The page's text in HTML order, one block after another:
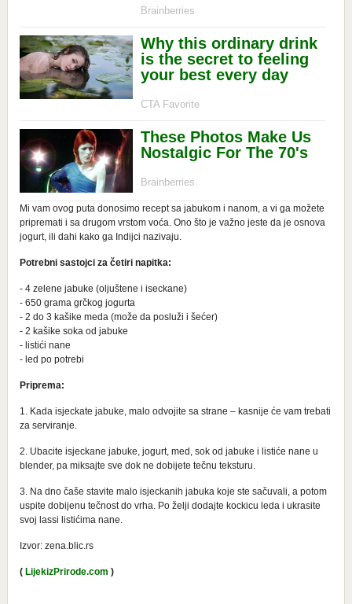
Mi vam ovog puta donosimo recept sa jabukom i nanom, a vi ga možete
pripremati i sa drugom vrstom voća. Ono što je važno jeste da je osnova
jogurt, ili dahi kako ga Indijci nazivaju.
Potrebni sastojci za četiri napitka:
- 4 zelene jabuke (oljuštene i iseckane)
- 650 grama grčkog jogurta
- 2 do 3 kašike meda (može da posluži i šećer)
- 2 kašike soka od jabuke
- listići nane
- led po potrebi
Priprema:
1. Kada isjeckate jabuke, malo odvojite sa strane – kasnije će vam trebati
za serviranje.
2. Ubacite isjeckane jabuke, jogurt, med, sok od jabuke i listiće nane u
blender, pa miksajte sve dok ne dobijete tečnu teksturu.
3. Na dno čaše stavite malo isjeckanih jabuka koje ste sačuvali, a potom
uspite dobijenu tečnost do vrha. Po želji dodajte kockicu leda i ukrasite
svoj lassi listićima nane.
Izvor: zena.blic.rs
( LijekizPrirode.com )